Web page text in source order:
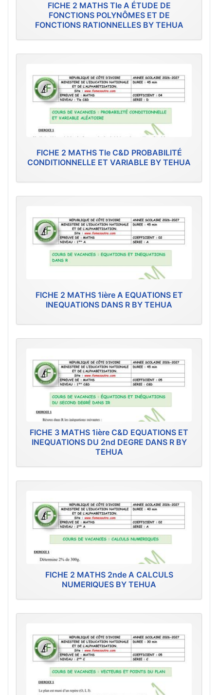
FICHE 2 MATHS Tle A ÉTUDE DE
FONCTIONS POLYNÔMES ET DE
FONCTIONS RATIONNELLES BY TEHUA
FICHE 2 MATHS Tle C&D PROBABILITÉ
CONDITIONNELLE ET VARIABLE BY TEHUA
FICHE 2 MATHS 1ière A EQUATIONS ET
INEQUATIONS DANS R BY TEHUA
FICHE 3 MATHS 1ière C&D EQUATIONS ET
INEQUATIONS DU 2nd DEGRE DANS R BY
TEHUA
FICHE 2 MATHS 2nde A CALCULS
NUMERIQUES BY TEHUA